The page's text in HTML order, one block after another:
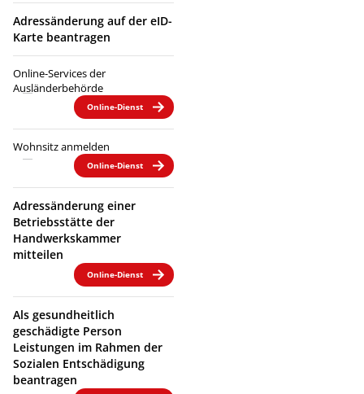
Adressänderung auf der eID-
Karte beantragen
Online-Services der
Ausländerbehörde
Online-Dienst
Wohnsitz anmelden
Online-Dienst
Adressänderung einer
Betriebsstätte der
Handwerkskammer
mitteilen
Online-Dienst
Als gesundheitlich
geschädigte Person
Leistungen im Rahmen der
Sozialen Entschädigung
beantragen